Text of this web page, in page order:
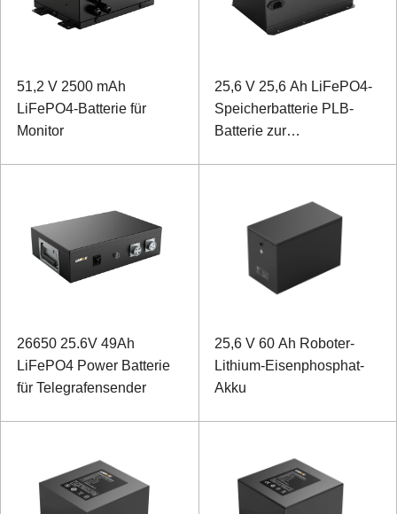
51,2 V 2500 mAh
LiFePO4-Batterie für
Monitor
25,6 V 25,6 Ah LiFePO4-
Speicherbatterie PLB-
Batterie zur
26650 25.6V 49Ah
LiFePO4 Power Batterie
für Telegrafensender
25,6 V 60 Ah Roboter-
Lithium-Eisenphosphat-
Akku